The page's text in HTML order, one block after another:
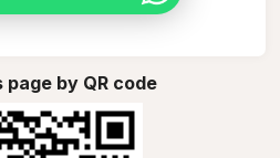
page by QR code